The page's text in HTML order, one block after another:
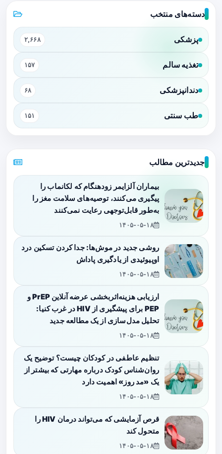
دسته‌های منتخب
پزشکی ۲,۶۶۸
تغذیه سالم ۱۵۷
دندانپزشکی ۶۸
طب سنتی ۱۵۱
جدیدترین مطالب
بیماران آلزایمر زودهنگام که لکانماب را
پیگیری می‌کنند، توصیه‌های سلامت مغز را
به‌طور قابل‌توجهی رعایت نمی‌کنند
۱۴۰۵-۰۵-۱۸
روشی جدید در موش‌ها: جدا کردن تسکین درد
اوپیوئیدی از یادگیری پاداش
۱۴۰۵-۰۵-۱۸
ارزیابی هزینه‌اثربخشی عرضه آنلاین PrEP و
PEP برای پیشگیری از HIV در غرب کنیا:
تحلیل مدل‌سازی از یک مطالعه جدید
۱۴۰۵-۰۵-۱۸
تنظیم عاطفی در کودکان چیست؟ توضیح یک
روان‌شناس کودک درباره مهارتی که بیشتر از
یک «مد روز» اهمیت دارد
۱۴۰۵-۰۵-۱۸
قرص آزمایشی که می‌تواند درمان HIV را
متحول کند
۱۴۰۵-۰۵-۱۸